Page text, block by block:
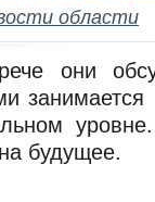
области
они
будущее.